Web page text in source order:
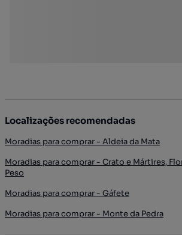
Localizações recomendadas
Moradias para comprar - Aldeia da Mata
Moradias para comprar - Crato e Mártires,
Peso
Moradias para comprar - Gáfete
Moradias para comprar - Monte da Pedra